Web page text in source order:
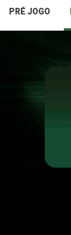
PRÉ JOGO